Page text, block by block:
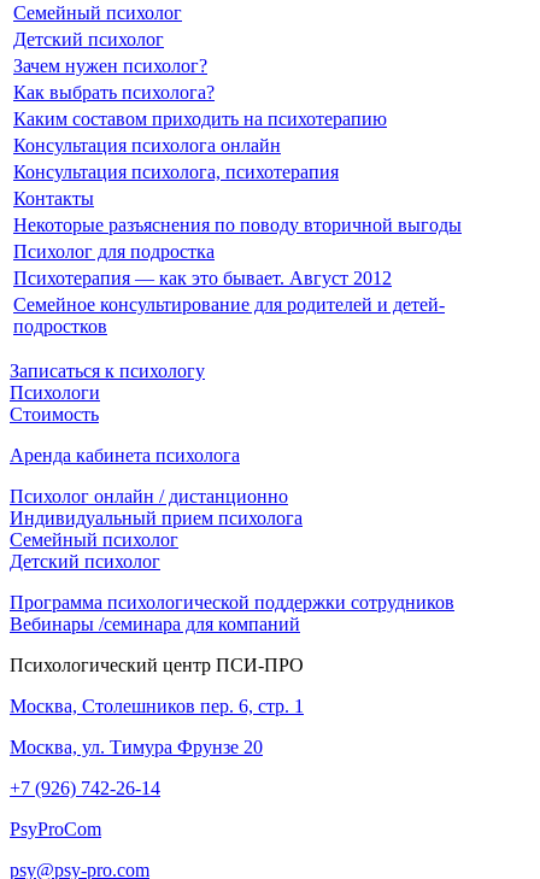
Cемейный психолог
Детский психолог
Зачем нужен психолог?
Как выбрать психолога?
Каким составом приходить на психотерапию
Консультация психолога онлайн
Консультация психолога, психотерапия
Контакты
Некоторые разъяснения по поводу вторичной выгоды
Психолог для подростка
Психотерапия — как это бывает. Август 2012
Семейное консультирование для родителей и детей-
подростков
Записаться к психологу
Психологи
Стоимость
Аренда кабинета психолога
Психолог онлайн / дистанционно
Индивидуальный прием психолога
Семейный психолог
Детcкий психолог
Программа психологической поддержки сотрудников
Вебинары /семинара для компаний
Психологический центр ПСИ-ПРО
Москва, Столешников пер. 6, стр. 1
Москва, ул. Тимура Фрунзе 20
+7 (926) 742-26-14
PsyProCom
psy@psy-pro.com